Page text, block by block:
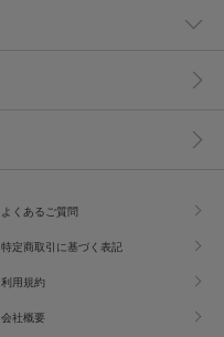
よくあるご質問
特定商取引に基づく表記
利用規約
会社概要